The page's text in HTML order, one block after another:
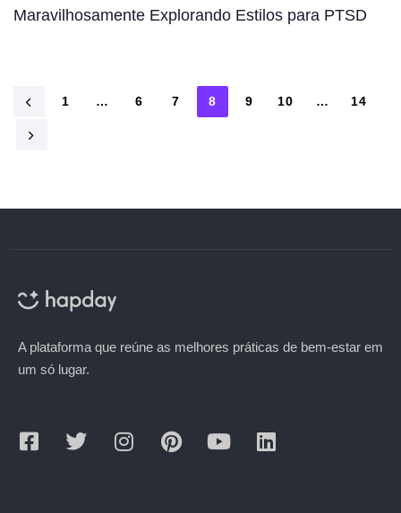
Maravilhosamente Explorando Estilos para PTSD
1 … 6 7 8 9 10 … 14
A plataforma que reúne as melhores práticas de bem-estar em
um só lugar.